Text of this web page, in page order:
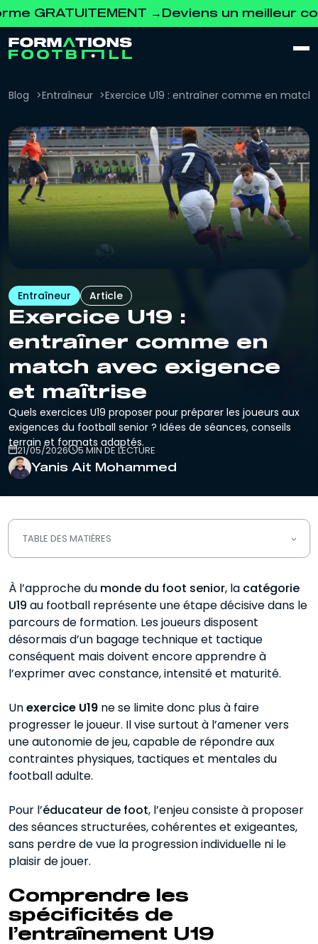
→Deviens un meilleur coach.
Blog Entraîneur Exercice U19 : entraîner comme en
Entraîneur Article
Exercice U19 :
entraîner comme en
match avec exigence
et maîtrise
Quels exercices U19 proposer pour préparer les joueurs aux
exigences du football senior ? Idées de séances, conseils
terrain et formats adaptés.
21/05/2026 5 MIN DE LECTURE
Yanis Ait Mohammed
TABLE DES MATIÈRES
l’entraînement U19
Les objectifs prioritaires d’un exercice
U19
Exercices U19 orientés technique et
prise d’information
Exercices U19 centrés sur le jeu
collectif
Exercices U19 gérer les temps forts et
les déséquilibres
Conseils pour adapter les exercices
U19 à votre effectif
Exercice U19 ce qu’il faut retenir
À l’approche du monde du foot senior, la catégorie
U19 au football représente une étape décisive dans le
parcours de formation. Les joueurs disposent
désormais d’un bagage technique et tactique
conséquent mais doivent encore apprendre à
l’exprimer avec constance, intensité et maturité.
Unexercice U19 ne se limite donc plus à faire
progresser le joueur. Il vise surtout à l’amener vers
une autonomie de jeu, capable de répondre aux
contraintes physiques, tactiques et mentales du
football adulte.
Pour l’éducateur de foot, l’enjeu consiste à proposer
des séances structurées, cohérentes et exigeantes,
sans perdre de vue la progression individuelle ni le
plaisir de jouer.
Comprendre les
spécificités de
l’entraînement U19